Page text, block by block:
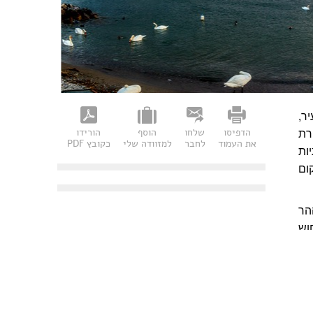
הדפיסו
את העמוד
שלחו
לחבר
הוסף
למזוודה שלי
הורידו
כקובץ PDF